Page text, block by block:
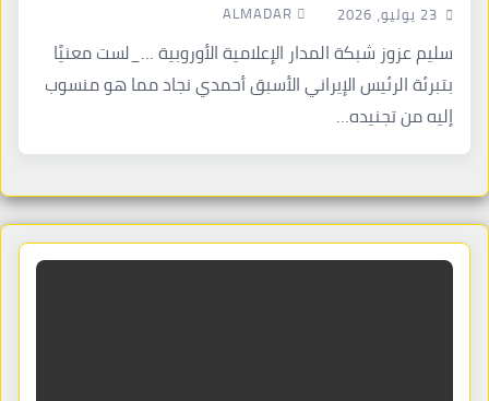
23 يوليو، 2026 ALMADAR
سليم عزوز شبكة المدار الإعلامية الأوروبية …_لست معنيًا
بتبرئة الرئيس الإيراني الأسبق أحمدي نجاد مما هو منسوب
إليه من تجنيده…